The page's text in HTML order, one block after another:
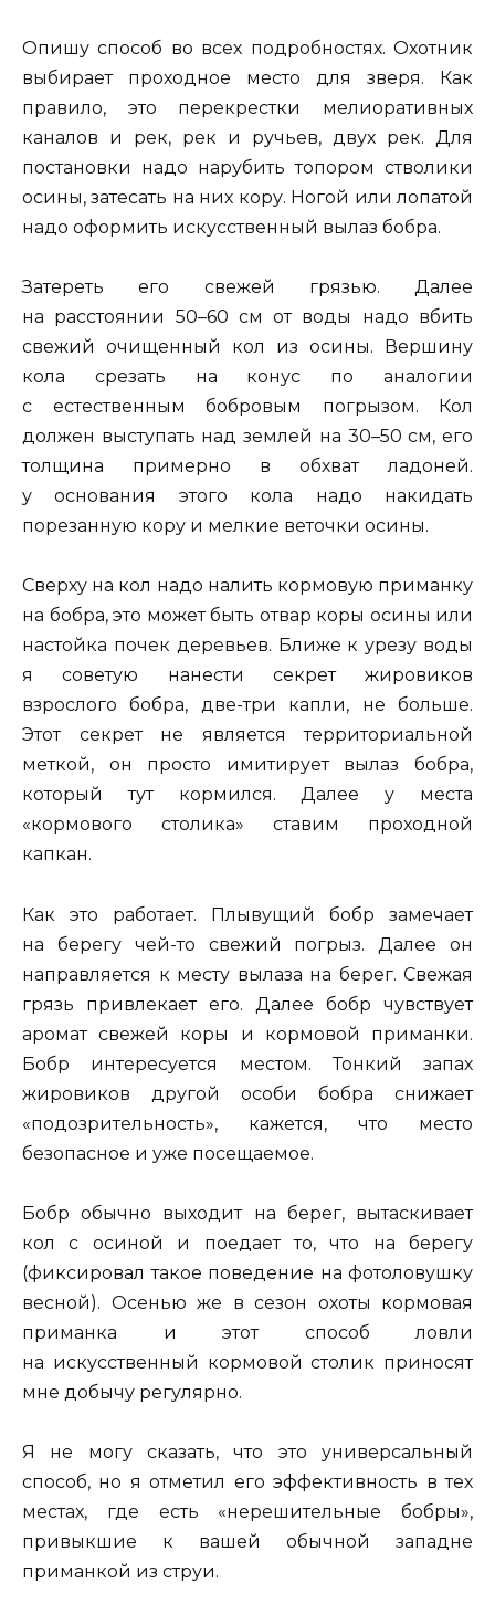
Опишу способ во всех подробностях. Охотник
выбирает проходное место для зверя. Как
правило, это перекрестки мелиоративных
каналов и рек, рек и ручьев, двух рек. Для
постановки надо нарубить топором стволики
осины, затесать на них кору. Ногой или лопатой
надо оформить искусственный вылаз бобра.
Затереть его свежей грязью. Далее
на расстоянии 50–60 см от воды надо вбить
свежий очищенный кол из осины. Вершину
кола срезать на конус по аналогии
с естественным бобровым погрызом. Кол
должен выступать над землей на 30–50 см, его
толщина примерно в обхват ладоней.
у основания этого кола надо накидать
порезанную кору и мелкие веточки осины.
Сверху на кол надо налить кормовую приманку
на бобра, это может быть отвар коры осины или
настойка почек деревьев. Ближе к урезу воды
я советую нанести секрет жировиков
взрослого бобра, две-три капли, не больше.
Этот секрет не является территориальной
меткой, он просто имитирует вылаз бобра,
который тут кормился. Далее у места
«кормового столика» ставим проходной
капкан.
Как это работает. Плывущий бобр замечает
на берегу чей-то свежий погрыз. Далее он
направляется к месту вылаза на берег. Свежая
грязь привлекает его. Далее бобр чувствует
аромат свежей коры и кормовой приманки.
Бобр интересуется местом. Тонкий запах
жировиков другой особи бобра снижает
«подозрительность», кажется, что место
безопасное и уже посещаемое.
Бобр обычно выходит на берег, вытаскивает
кол с осиной и поедает то, что на берегу
(фиксировал такое поведение на фотоловушку
весной). Осенью же в сезон охоты кормовая
приманка и этот способ ловли
на искусственный кормовой столик приносят
мне добычу регулярно.
Я не могу сказать, что это универсальный
способ, но я отметил его эффективность в тех
местах, где есть «нерешительные бобры»,
привыкшие к вашей обычной западне
приманкой из струи.